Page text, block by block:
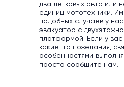
два легковых авто или
единиц мототехники.
подобных случаев у
эвакуатор с
платформой. Если у
какие-то пожелания,
особенностями
просто сообщите нам.